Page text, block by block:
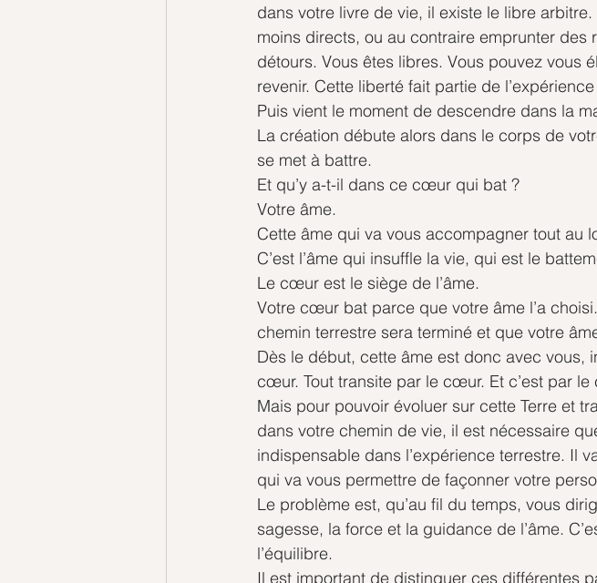
dans votre livre de vie, il existe le libre
moins directs, ou au contraire emprunter
détours. Vous êtes libres. Vous pouvez vous
revenir. Cette liberté fait partie de
Puis vient le moment de descendre dans la
La création débute alors dans le corps de
se met à battre.
Et qu’y a-t-il dans ce cœur qui bat ?
Votre âme.
Cette âme qui va vous accompagner tout au
C’est l’âme qui insuffle la vie, qui est le
Le cœur est le siège de l’âme.
Votre cœur bat parce que votre âme l’a
chemin terrestre sera terminé et que votre
Dès le début, cette âme est donc avec vous,
cœur. Tout transite par le cœur. Et c’est par
Mais pour pouvoir évoluer sur cette Terre et
dans votre chemin de vie, il est nécessaire
indispensable dans l’expérience terrestre. Il
qui va vous permettre de façonner votre
Le problème est, qu’au fil du temps, vous
sagesse, la force et la guidance de l’âme.
l’équilibre.
Il est important de distinguer ces différentes